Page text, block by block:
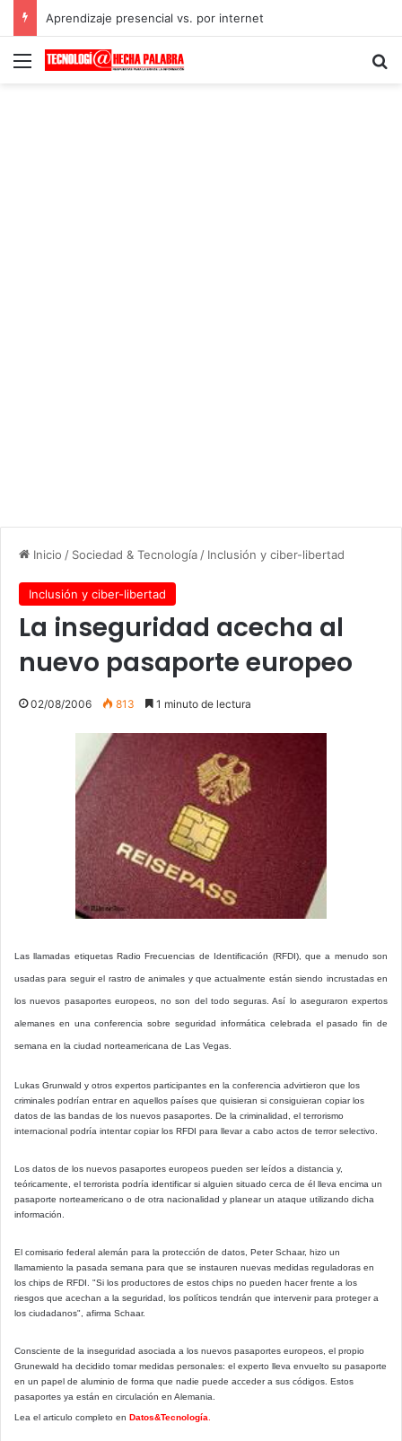
Aprendizaje presencial vs. por internet
Menú
Inicio / Sociedad & Tecnología / Inclusión y ciber-libertad
Inclusión y ciber-libertad
La inseguridad acecha al
nuevo pasaporte europeo
02/08/2006 813 1 minuto de lectura
Las llamadas etiquetas Radio Frecuencias de Identificación (RFDI), que a menudo son
usadas para seguir el rastro de animales y que actualmente están siendo incrustadas en
los nuevos pasaportes europeos, no son del todo seguras. Así lo aseguraron expertos
alemanes en una conferencia sobre seguridad informática celebrada el pasado fin de
semana en la ciudad norteamericana de Las Vegas.
Lukas Grunwald y otros expertos participantes en la conferencia advirtieron que los
criminales podrían entrar en aquellos países que quisieran si consiguieran copiar los
datos de las bandas de los nuevos pasaportes. De la criminalidad, el terrorismo
internacional podría intentar copiar los RFDI para llevar a cabo actos de terror selectivo.
Los datos de los nuevos pasaportes europeos pueden ser leídos a distancia y,
teóricamente, el terrorista podría identificar si alguien situado cerca de él lleva encima un
pasaporte norteamericano o de otra nacionalidad y planear un ataque utilizando dicha
información.
El comisario federal alemán para la protección de datos, Peter Schaar, hizo un
llamamiento la pasada semana para que se instauren nuevas medidas reguladoras en
los chips de RFDI. "Si los productores de estos chips no pueden hacer frente a los
riesgos que acechan a la seguridad, los políticos tendrán que intervenir para proteger a
los ciudadanos", afirma Schaar.
Consciente de la inseguridad asociada a los nuevos pasaportes europeos, el propio
Grunewald ha decidido tomar medidas personales: el experto lleva envuelto su pasaporte
en un papel de aluminio de forma que nadie puede acceder a sus códigos. Estos
pasaportes ya están en circulación en Alemania.
Lea el articulo completo en Datos&Tecnología